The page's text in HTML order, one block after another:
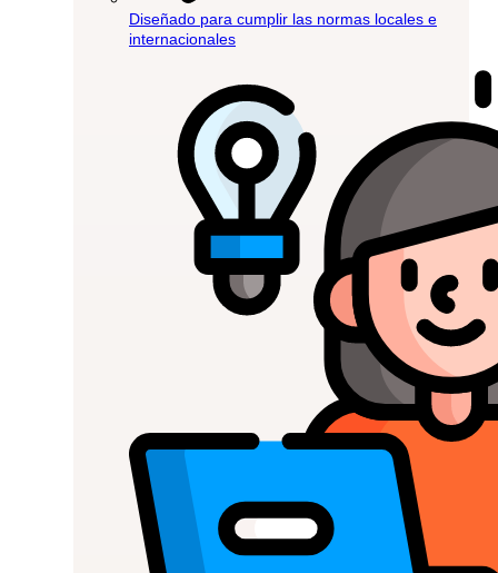
Diseñado para cumplir las normas locales e
internacionales